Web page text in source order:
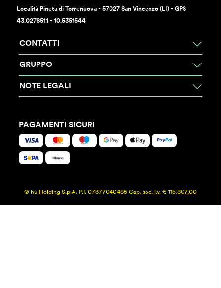
Località Pineta di Torrenuova - 57027 San Vincenzo (LI) - GPS
43.0278511 - 10.5351544
CONTATTI
GRUPPO
NOTE LEGALI
PAGAMENTI SICURI
© hu Holding S.p.A. P.I. 07377040485 Cap. soc. i.v. € 115.807,00